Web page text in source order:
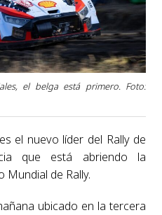
el belga está primero. Foto:
el nuevo líder del Rally de
que está abriendo la
Mundial de Rally.
ubicado en la tercera